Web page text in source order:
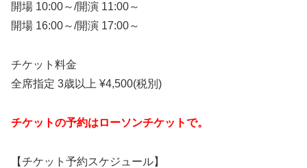
開場 10:00～/開演 11:00～
開場 16:00～/開演 17:00～
チケット料金
全席指定 3歳以上 ¥4,500(税別)
チケットの予約はローソンチケットで。
【チケット予約スケジュール】